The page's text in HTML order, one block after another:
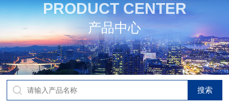
PRODUCT CENTER
产品中心